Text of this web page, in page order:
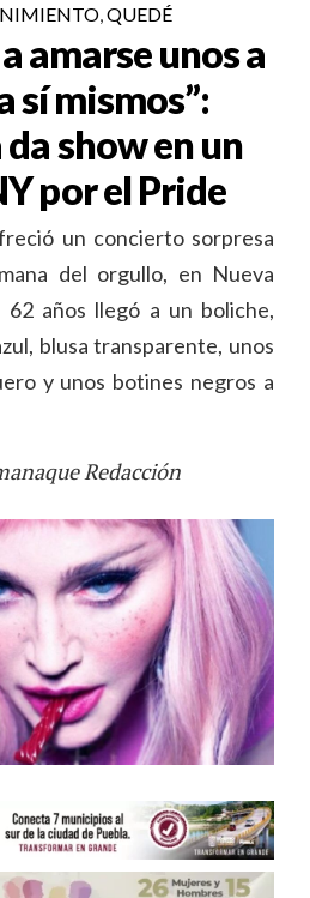
,QUEDÉ
amarse unos a
sí mismos”:
show en un
por el Pride
un concierto sorpresa
del orgullo, en Nueva
años llegó a un boliche,
blusa transparente, unos
y unos botines negros a
Redacción